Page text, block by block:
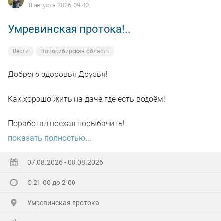
8 августа 2026, 09:40
Умревинская протока!..
Вести Новосибирская область
Доброго здоровья Друзья!
Как хорошо жить на даче где есть водоём!
Поработал,поехал порыбачить!
поработал"цирюльником" 😂в теплицах!
А вечером захотелось повторить предыдущее "ночное
рандеву"!
показать полностью...
07.08.2026 - 08.08.2026
С 21-00 до 2-00
Умревинская протока